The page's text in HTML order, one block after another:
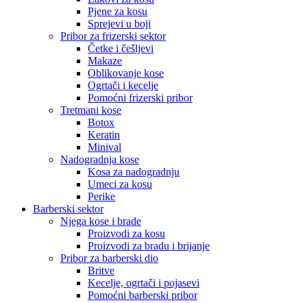
Pjene za kosu
Sprejevi u boji
Pribor za frizerski sektor
Četke i češljevi
Makaze
Oblikovanje kose
Ogrtači i kecelje
Pomoćni frizerski pribor
Tretmani kose
Botox
Keratin
Minival
Nadogradnja kose
Kosa za nadogradnju
Umeci za kosu
Perike
Barberski sektor
Njega kose i brade
Proizvodi za kosu
Proizvodi za bradu i brijanje
Pribor za barberski dio
Britve
Kecelje, ogrtači i pojasevi
Pomoćni barberski pribor